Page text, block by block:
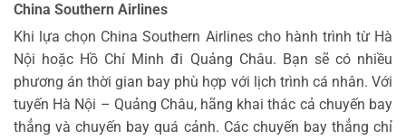
China Southern Airlines
Khi lựa chọn China Southern Airlines cho hành trình từ Hà
Nội hoặc Hồ Chí Minh đi Quảng Châu. Bạn sẽ có nhiều
phương án thời gian bay phù hợp với lịch trình cá nhân. Với
tuyến Hà Nội – Quảng Châu, hãng khai thác cả chuyến bay
thẳng và chuyến bay quá cảnh. Các chuyến bay thẳng chỉ